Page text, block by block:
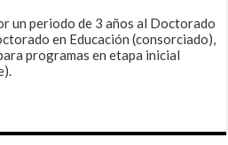
un periodo de 3 años al Doctorado
en Educación (consorciado),
programas en etapa inicial